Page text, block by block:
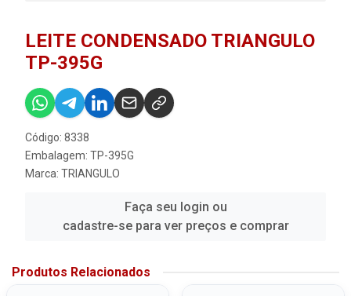
LEITE CONDENSADO TRIANGULO
TP-395G
Código: 8338
Embalagem: TP-395G
Marca: TRIANGULO
Faça seu login ou
cadastre-se para ver preços e comprar
Produtos Relacionados